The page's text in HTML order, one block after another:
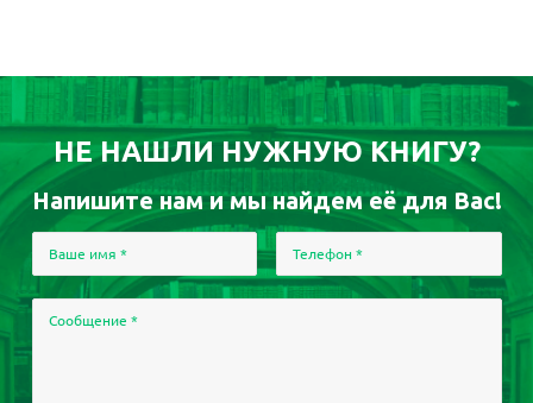
НЕ НАШЛИ НУЖНУЮ КНИГУ?
Напишите нам и мы найдем её для Вас!
Ваше имя * Телефон *
Сообщение *